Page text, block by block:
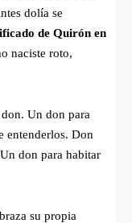
dolía se
de Quirón en
naciste roto,
Un don para
entenderlos. Don
don para habitar
su propia